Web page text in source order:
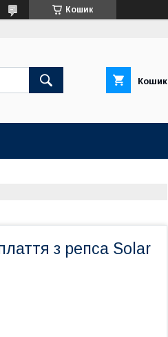
Кошик
Кошик
з репса Solar